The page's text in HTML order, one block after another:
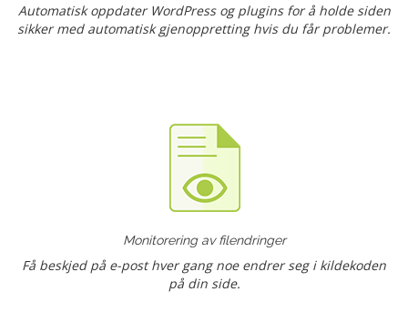
Automatisk oppdater WordPress og plugins for å holde siden
sikker med automatisk gjenoppretting hvis du får problemer.
Monitorering av filendringer
Få beskjed på e-post hver gang noe endrer seg i kildekoden
på din side.